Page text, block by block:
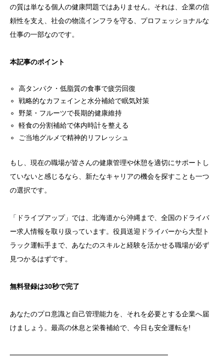
の質は単なる個人の健康問題ではありません。それは、企業の信
頼性を支え、社会の物流インフラを守る、プロフェッショナルな
仕事の一部なのです。
本記事のポイント
高タンパク・低脂質の食事で疲労回復
戦略的なカフェインと水分補給で眠気対策
野菜・フルーツで長期的健康維持
軽食の分割補給で体内時計を整える
ご当地グルメで精神的リフレッシュ
もし、現在の職場が皆さんの健康管理や休憩を適切にサポートし
ていないと感じるなら、新たなキャリアの機会を探すことも一つ
の選択です。
「ドライブアップ」では、北海道から沖縄まで、全国のドライバ
ー求人情報を取り扱っています。役員送迎ドライバーから大型ト
ラック運転手まで、あなたのスキルと経験を活かせる職場が必ず
見つかるはずです。
無料登録は30秒で完了
あなたのプロ意識と自己管理能力を、それを必要とする企業へ届
けましょう。最高の休息と栄養補給で、今日も安全運転を!
━━━━━━━━━━━━━━━━━━━━━━━